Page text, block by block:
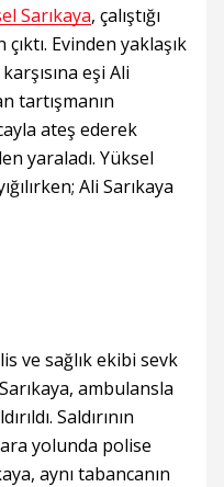
Sarıkaya, çalıştığı
Evinden yaklaşık
eşi Ali
tartışmanın
ateş ederek
yaraladı. Yüksel
Ali Sarıkaya
ve sağlık ekibi sevk
ambulansla
Saldırının
yolunda polise
aynı tabancanın